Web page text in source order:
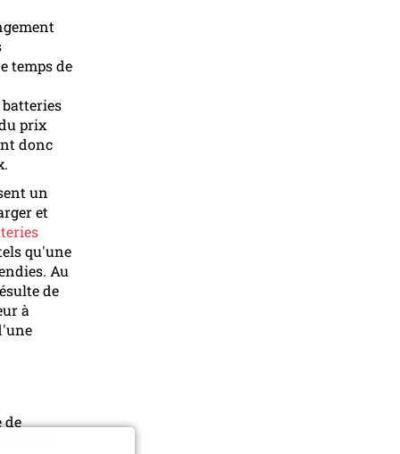
temps de
batteries
prix
donc
un
et
qu'une
Au
de
à
de